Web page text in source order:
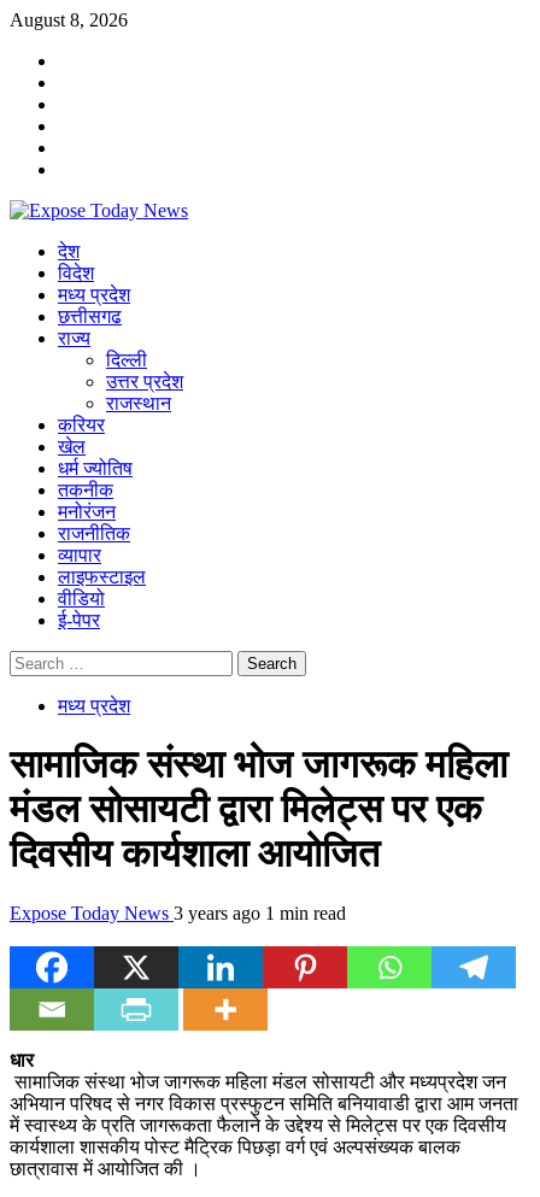
Skip
content
August 8, 2026
Primary
Menu
देश
विदेश
मध्य प्रदेश
छत्तीसगढ
राज्य
दिल्ली
उत्तर प्रदेश
राजस्थान
करियर
खेल
धर्म ज्योतिष
तकनीक
मनोरंजन
राजनीतिक
व्यापार
लाइफस्टाइल
वीडियो
ई-पेपर
Search
for:
मध्य प्रदेश
सामाजिक संस्था भोज जागरूक महिला
मंडल सोसायटी द्वारा मिलेट्स पर एक
दिवसीय कार्यशाला आयोजित
Expose Today News 3 years ago 1 min read
धार
सामाजिक संस्था भोज जागरूक महिला मंडल सोसायटी और मध्यप्रदेश जन
अभियान परिषद से नगर विकास प्रस्फुटन समिति बनियावाडी द्वारा आम जनता
में स्वास्थ्य के प्रति जागरूकता फैलाने के उद्देश्य से मिलेट्स पर एक दिवसीय
कार्यशाला शासकीय पोस्ट मैट्रिक पिछड़ा वर्ग एवं अल्पसंख्यक बालक
छात्रावास में आयोजित की ।